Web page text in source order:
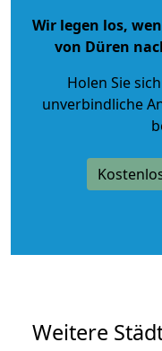
Wir legen los,
von Düren
Holen Sie
unverbindliche
Weitere